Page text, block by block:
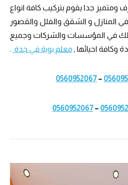
جدا يقوم بتركيب كافة انواع
المنازل و الشقق والفلل والقصور
في المؤسسات والشركات وجميع
وكافة احيائها , معلم بوية في جدة .
–
0560952067
–
0560952067